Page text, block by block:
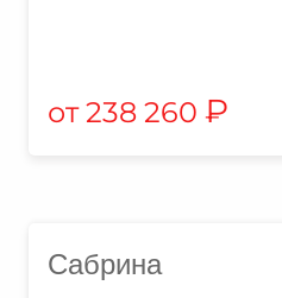
238 260 ₽
Сабрина